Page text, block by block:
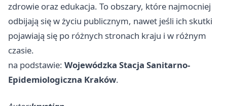
zdrowie oraz edukacja. To obszary, które najmocniej
odbijają się w życiu publicznym, nawet jeśli ich skutki
pojawiają się po różnych stronach kraju i w różnym
czasie.
na podstawie: Wojewódzka Stacja Sanitarno-
Epidemiologiczna Kraków.